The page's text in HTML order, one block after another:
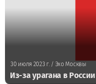
30 июля 2023 г./ Эхо Москвы
Из-за урагана в